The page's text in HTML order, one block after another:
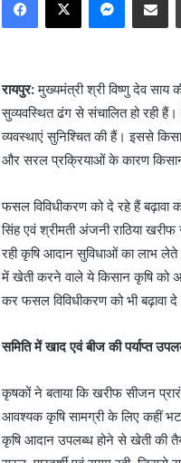
रायपुर:मुख्यमंत्री श्री विष्णु देव
सुव्यवस्थित ढंग से संचालित हो रही
व्यवस्थाएं सुनिश्चित की हैं। इससे
और सरल प्रक्रियाओं के कारण
फसल विविधीकरण को दे रहे हैं बढ़ावा
सिंह एवं श्रीमती अंजनी राठिया
रही कृषि आदान सुविधाओं का लाभ
में खेती करने वाले ये किसान कृषि को
कर फसल विविधीकरण को भी बढ़ावा दे
समिति में खाद एवं बीज की पर्याप्त
कृषकों ने बताया कि खरीफ सीजन
आवश्यक कृषि सामग्री के लिए कहीं
कृषि आदान उपलब्ध होने से खेती की